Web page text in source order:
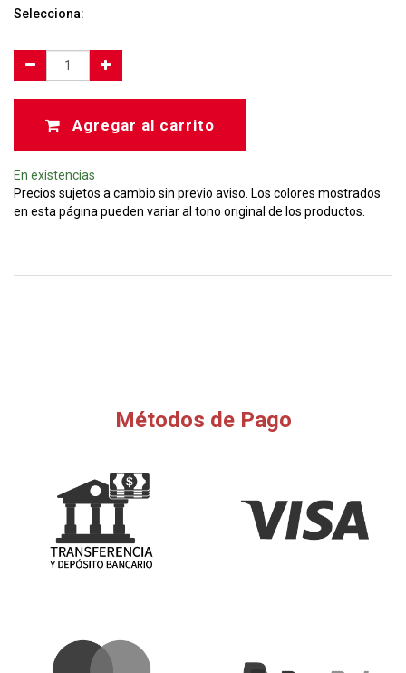
Selecciona:
Agregar al carrito
En existencias
Precios sujetos a cambio sin previo aviso. Los colores mostrados
en esta página pueden variar al tono original de los productos.
Métodos de Pago